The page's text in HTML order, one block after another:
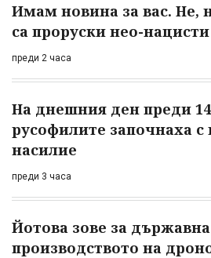
Имам новина за вас. Не,
са проруски нео-нацисти
преди 2 часа
На днешния ден преди
русофилите започнаха с
насилие
преди 3 часа
Йотова зове за
производството на